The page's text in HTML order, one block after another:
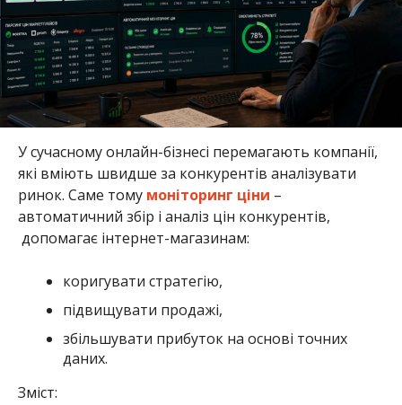
У сучасному онлайн-бізнесі перемагають компанії,
які вміють швидше за конкурентів аналізувати
ринок. Саме тому моніторинг ціни –
автоматичний збір і аналіз цін конкурентів,
допомагає інтернет-магазинам:
коригувати стратегію,
підвищувати продажі,
збільшувати прибуток на основі точних
даних.
Зміст: